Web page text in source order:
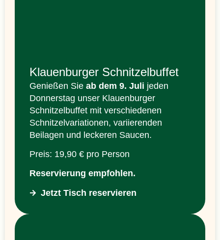
Klauenburger Schnitzelbuffet
Genießen Sie ab dem 9. Juli jeden
Donnerstag unser Klauenburger
Schnitzelbuffet mit verschiedenen
Schnitzelvariationen, variierenden
Beilagen und leckeren Saucen.
Preis: 19,90 € pro Person
Reservierung empfohlen.
Jetzt Tisch reservieren